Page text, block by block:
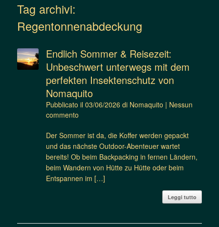
Tag archivi:
Regentonnenabdeckung
Endlich Sommer & Reisezeit:
Unbeschwert unterwegs mit dem
perfekten Insektenschutz von
Nomaquito
Pubblicato il 03/06/2026 di Nomaquito | Nessun
commento
Der Sommer ist da, die Koffer werden gepackt
und das nächste Outdoor-Abenteuer wartet
bereits! Ob beim Backpacking in fernen Ländern,
beim Wandern von Hütte zu Hütte oder beim
Entspannen im […]
Leggi tutto